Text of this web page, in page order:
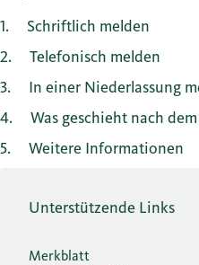
1
Schriftlich melden
2
Telefonisch melden
3
In einer Niederlassung
4
Was geschieht nach
5
Weitere Informationen
Unterstützende Links
Merkblatt